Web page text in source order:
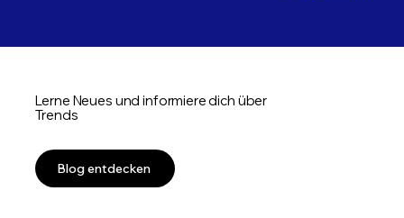
Lerne Neues und informiere dich über
Trends
Blog entdecken